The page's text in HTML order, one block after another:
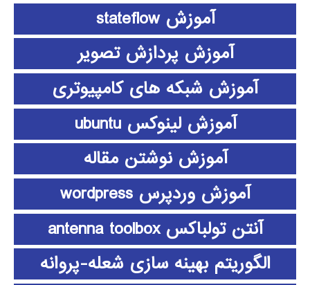
آموزش stateflow
آموزش پردازش تصویر
آموزش شبکه های کامپیوتری
آموزش لینوکس ubuntu
آموزش نوشتن مقاله
آموزش وردپرس wordpress
آنتن تولباکس antenna toolbox
الگوریتم بهینه سازی شعله-پروانه